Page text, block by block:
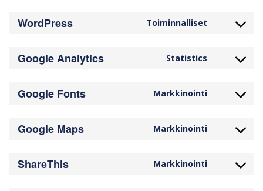
WordPress Toiminnalliset
Google Analytics Statistics
Google Fonts Markkinointi
Google Maps Markkinointi
ShareThis Markkinointi